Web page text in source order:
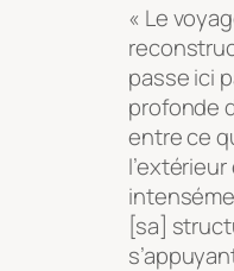
« Le
passe ici
profonde
entre ce
[sa]